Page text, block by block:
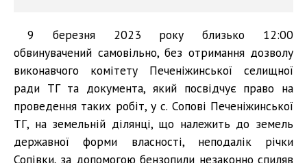
9 березня 2023 року близько 12:00
обвинувачений самовільно, без отримання дозволу
виконавчого комітету Печеніжинської селищної
ради ТГ та документа, який посвідчує право на
проведення таких робіт, у с. Сопові Печеніжинської
ТГ, на земельній ділянці, що належить до земель
державної форми власності, неподалік річки
Сопівки, за допомогою бензопили незаконно спиляв